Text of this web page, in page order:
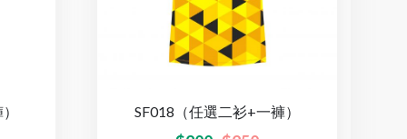
SF018（任選二衫+一褲）